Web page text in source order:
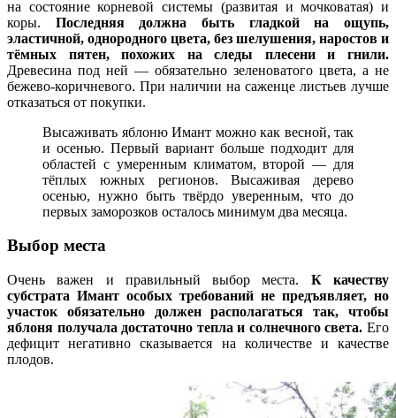
на состояние корневой системы (развитая и мочковатая) и
коры. Последняя должна быть гладкой на ощупь,
эластичной, однородного цвета, без шелушения, наростов и
тёмных пятен, похожих на следы плесени и гнили.
Древесина под ней — обязательно зеленоватого цвета, а не
бежево-коричневого. При наличии на саженце листьев лучше
отказаться от покупки.
Высаживать яблоню Имант можно как весной, так
и осенью. Первый вариант больше подходит для
областей с умеренным климатом, второй — для
тёплых южных регионов. Высаживая дерево
осенью, нужно быть твёрдо уверенным, что до
первых заморозков осталось минимум два месяца.
Выбор места
Очень важен и правильный выбор места. К качеству
субстрата Имант особых требований не предъявляет, но
участок обязательно должен располагаться так, чтобы
яблоня получала достаточно тепла и солнечного света. Его
дефицит негативно сказывается на количестве и качестве
плодов.